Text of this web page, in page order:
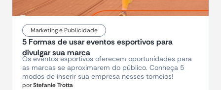
Marketing e Publicidade
5 Formas de usar eventos esportivos para
divulgar sua marca
Os eventos esportivos oferecem oportunidades para
as marcas se aproximarem do público. Conheça 5
modos de inserir sua empresa nesses torneios!
porStefanie Trotta